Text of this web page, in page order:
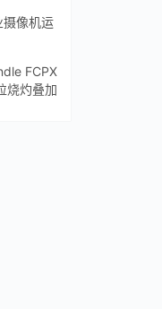
摄像机运
FCPX
烧灼叠加